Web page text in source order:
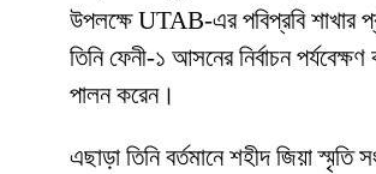
উপলক্ষে UTAB-এর পবিপ্রবি শাখার
তিনি ফেনী-১ আসনের নির্বাচন পর্যবেক্ষণ
পালন করেন।
এছাড়া তিনি বর্তমানে শহীদ জিয়া স্মৃতি